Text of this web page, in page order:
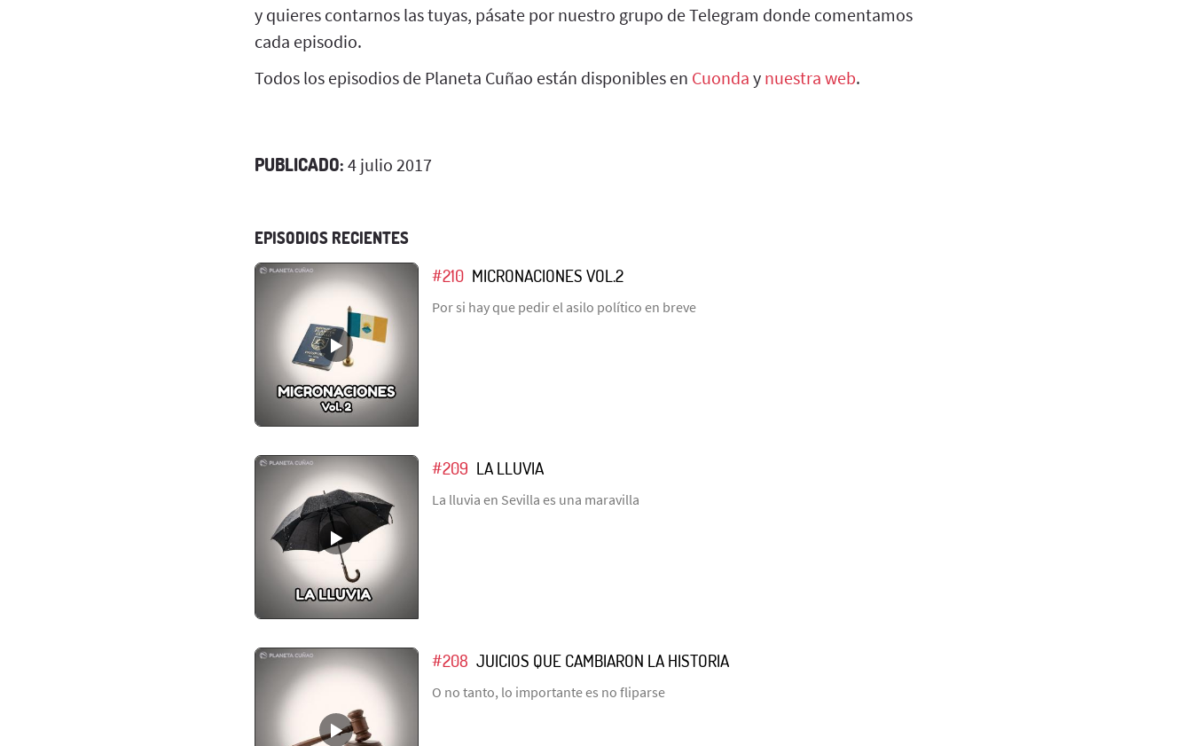
y quieres contarnos las tuyas, pásate por nuestro grupo de Telegram donde comentamos
cada episodio.
Todos los episodios de Planeta Cuñao están disponibles en Cuonda y nuestra web.
PUBLICADO: 4 julio 2017
EPISODIOS RECIENTES
#210 MICRONACIONES VOL.2
Por si hay que pedir el asilo político en breve
#209 LA LLUVIA
La lluvia en Sevilla es una maravilla
#208 JUICIOS QUE CAMBIARON LA HISTORIA
O no tanto, lo importante es no fliparse